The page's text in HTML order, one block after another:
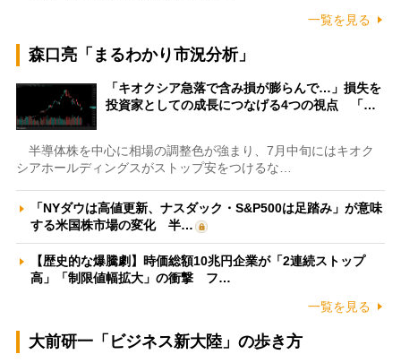
一覧を見る
森口亮「まるわかり市況分析」
「キオクシア急落で含み損が膨らんで…」損失を
投資家としての成長につなげる4つの視点 「…
半導体株を中心に相場の調整色が強まり、7月中旬にはキオク
シアホールディングスがストップ安をつけるな…
「NYダウは高値更新、ナスダック・S&P500は足踏み」が意味
する米国株市場の変化 半…
【歴史的な爆騰劇】時価総額10兆円企業が「2連続ストップ
高」「制限値幅拡大」の衝撃 フ…
一覧を見る
大前研一「ビジネス新大陸」の歩き方